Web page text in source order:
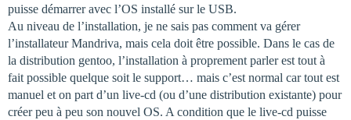
puisse démarrer avec l’OS installé sur le USB.
Au niveau de l’installation, je ne sais pas comment va gérer
l’installateur Mandriva, mais cela doit être possible. Dans le cas de
la distribution gentoo, l’installation à proprement parler est tout à
fait possible quelque soit le support… mais c’est normal car tout est
manuel et on part d’un live-cd (ou d’une distribution existante) pour
créer peu à peu son nouvel OS. A condition que le live-cd puisse